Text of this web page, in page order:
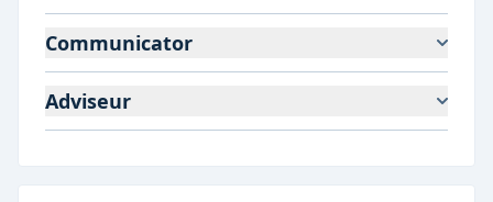
Communicator
Adviseur